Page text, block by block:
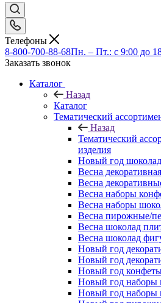
Телефоны
8-800-700-88-68Пн. – Пт.: с 9:00 до
Заказать звонок
Каталог
Назад
Каталог
Тематический
Назад
Тематический
изделия
Новый год
Весна
Весна
Весна наборы
Весна наборы
Весна пирожные/
Весна шоколад
Весна шоколад
Новый год
Новый год
Новый год
Новый год наборы
Новый год наборы